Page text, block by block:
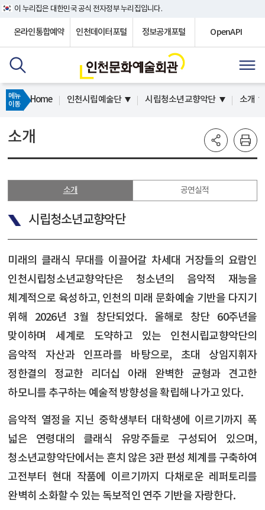
이 누리집은 대한민국 공식 전자정부 누리집입니다.
온라인통합예약 인천데이터포털 정보공개포털 OpenAPI
메뉴
이동
Home 인천시립예술단 시립청소년교향악단 소개
소개
소개 공연실적
시립청소년교향악단
미래의 클래식 무대를 이끌어갈 차세대 거장들의 요람인
인천시립청소년교향악단은 청소년의 음악적 재능을
체계적으로 육성하고, 인천의 미래 문화예술 기반을 다지기
위해 2026년 3월 창단되었다. 올해로 창단 60주년을
맞이하며 세계로 도약하고 있는 인천시립교향악단의
음악적 자산과 인프라를 바탕으로, 초대 상임지휘자
정한결의 정교한 리더십 아래 완벽한 균형과 견고한
하모니를 추구하는 예술적 방향성을 확립해 나가고 있다.
음악적 열정을 지닌 중학생부터 대학생에 이르기까지 폭
넓은 연령대의 클래식 유망주들로 구성되어 있으며,
청소년교향악단에서는 흔치 않은 3관 편성 체계를 구축하여
고전부터 현대 작품에 이르기까지 다채로운 레퍼토리를
완벽히 소화할 수 있는 독보적인 연주 기반을 자랑한다.